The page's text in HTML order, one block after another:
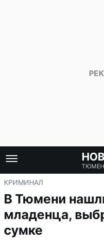
КРИМИНАЛ
В Тюмени
младенца,
сумке